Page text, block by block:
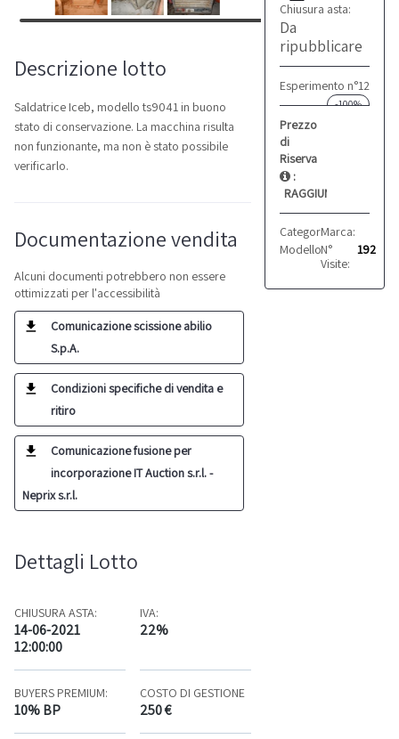
Chiusura asta:
Da
ripubblicare
Esperimento n°12
-100%
Prezzo
di
Riserva
:
RAGGIUNTO
Categoria: Saldatrici
Marca:
Modello: ts9041
N°
Visite:
192
Descrizione lotto
Saldatrice Iceb, modello ts9041 in buono
stato di conservazione. La macchina risulta
non funzionante, ma non è stato possibile
verificarlo.
Documentazione vendita
Alcuni documenti potrebbero non essere
ottimizzati per l'accessibilità
Comunicazione scissione abilio
S.p.A.
Condizioni specifiche di vendita e
ritiro
Comunicazione fusione per
incorporazione IT Auction s.r.l. -
Neprix s.r.l.
Dettagli Lotto
CHIUSURA ASTA:
14-06-2021
12:00:00
IVA:
22%
BUYERS PREMIUM:
10% BP
COSTO DI GESTIONE
250 €